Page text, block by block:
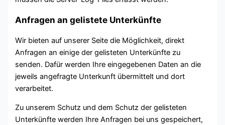
Anfragen an gelistete Unterkünfte
Wir bieten auf unserer Seite die Möglichkeit, direkt
Anfragen an einige der gelisteten Unterkünfte zu
senden. Dafür werden Ihre eingegebenen Daten an die
jeweils angefragte Unterkunft übermittelt und dort
verarbeitet.
Zu unserem Schutz und dem Schutz der gelisteten
Unterkünfte werden Ihre Anfragen bei uns gespeichert,